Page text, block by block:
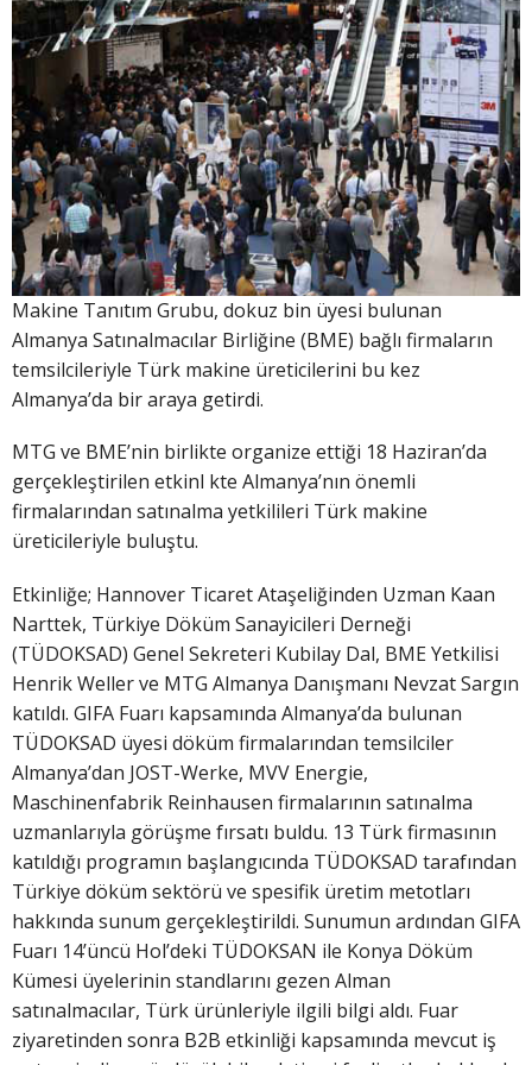
Makine Tanıtım Grubu, dokuz bin üyesi bulunan
Almanya Satınalmacılar Birliğine (BME) bağlı firmaların
temsilcileriyle Türk makine üreticilerini bu kez
Almanya’da bir araya getirdi.
MTG ve BME’nin birlikte organize ettiği 18 Haziran’da
gerçekleştirilen etkinl kte Almanya’nın önemli
firmalarından satınalma yetkilileri Türk makine
üreticileriyle buluştu.
Etkinliğe; Hannover Ticaret Ataşeliğinden Uzman Kaan
Narttek, Türkiye Döküm Sanayicileri Derneği
(TÜDOKSAD) Genel Sekreteri Kubilay Dal, BME Yetkilisi
Henrik Weller ve MTG Almanya Danışmanı Nevzat Sargın
katıldı. GIFA Fuarı kapsamında Almanya’da bulunan
TÜDOKSAD üyesi döküm firmalarından temsilciler
Almanya’dan JOST-Werke, MVV Energie,
Maschinenfabrik Reinhausen firmalarının satınalma
uzmanlarıyla görüşme fırsatı buldu. 13 Türk firmasının
katıldığı programın başlangıcında TÜDOKSAD tarafından
Türkiye döküm sektörü ve spesifik üretim metotları
hakkında sunum gerçekleştirildi. Sunumun ardından GIFA
Fuarı 14’üncü Hol’deki TÜDOKSAN ile Konya Döküm
Kümesi üyelerinin standlarını gezen Alman
satınalmacılar, Türk ürünleriyle ilgili bilgi aldı. Fuar
ziyaretinden sonra B2B etkinliği kapsamında mevcut iş